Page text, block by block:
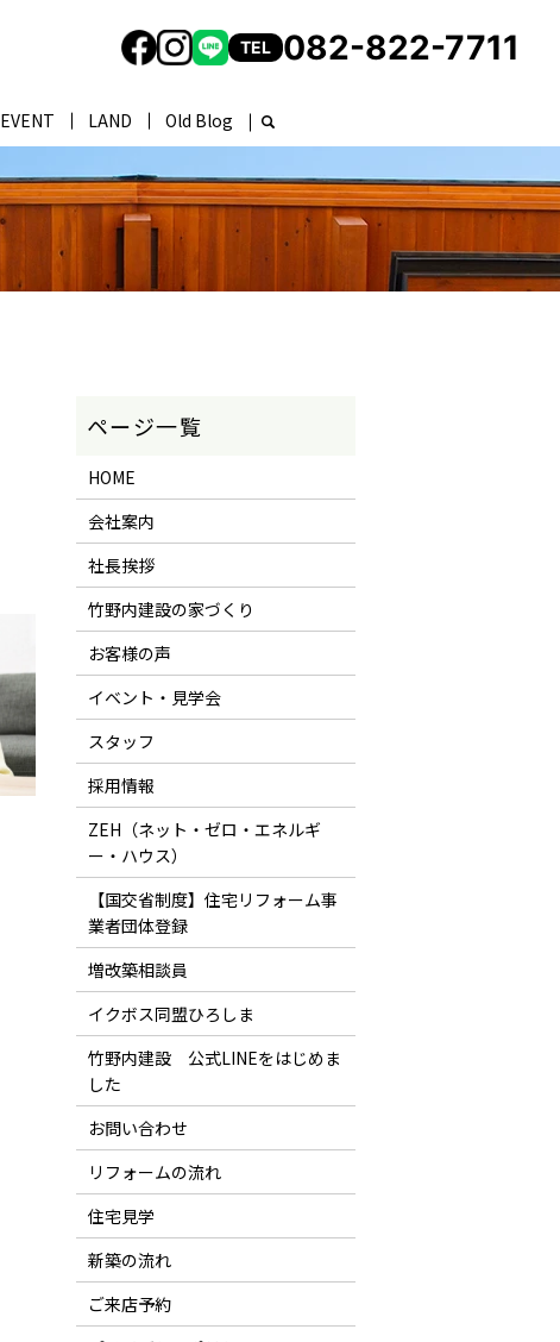
EVENT LAND Old Blog
TEL 082-822-7711
HOME
会社案内
社長挨拶
竹野内建設の家づくり
お客様の声
イベント・見学会
スタッフ
採用情報
ZEH（ネット・ゼロ・エネルギ
ー・ハウス）
【国交省制度】住宅リフォーム事
業者団体登録
増改築相談員
イクボス同盟ひろしま
竹野内建設 公式LINEをはじめま
した
お問い合わせ
リフォームの流れ
住宅見学
新築の流れ
ご来店予約